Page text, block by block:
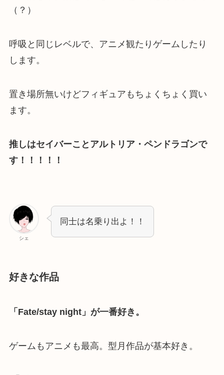
（？）
呼吸と同じレベルで、アニメ観たりゲームしたり
します。
置き場所無いけどフィギュアもちょくちょく買い
ます。
推しはセイバーことアルトリア・ペンドラゴンで
す！！！！！
シェ
同士は名乗り出よ！！
好きな作品
「Fate/stay night」が一番好き。
ゲームもアニメも最高。型月作品が基本好き。